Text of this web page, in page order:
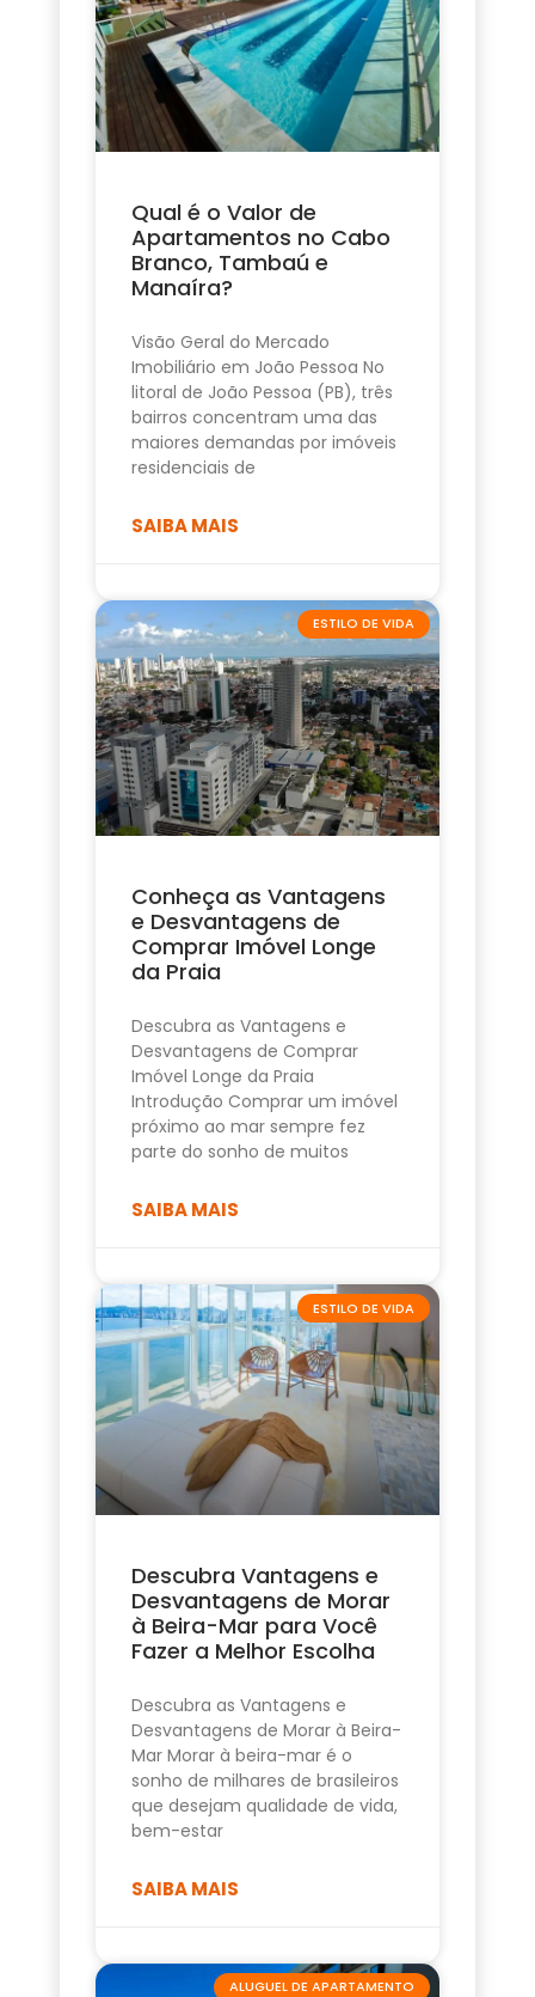
Qual é o Valor de
Apartamentos no Cabo
Branco, Tambaú e
Manaíra?
Visão Geral do Mercado
Imobiliário em João Pessoa No
litoral de João Pessoa (PB), três
bairros concentram uma das
maiores demandas por imóveis
residenciais de
SAIBA MAIS
ESTILO DE VIDA
Conheça as Vantagens
e Desvantagens de
Comprar Imóvel Longe
da Praia
Descubra as Vantagens e
Desvantagens de Comprar
Imóvel Longe da Praia
Introdução Comprar um imóvel
próximo ao mar sempre fez
parte do sonho de muitos
SAIBA MAIS
ESTILO DE VIDA
Descubra Vantagens e
Desvantagens de Morar
à Beira-Mar para Você
Fazer a Melhor Escolha
Descubra as Vantagens e
Desvantagens de Morar à Beira-
Mar Morar à beira-mar é o
sonho de milhares de brasileiros
que desejam qualidade de vida,
bem-estar
SAIBA MAIS
ALUGUEL DE APARTAMENTO